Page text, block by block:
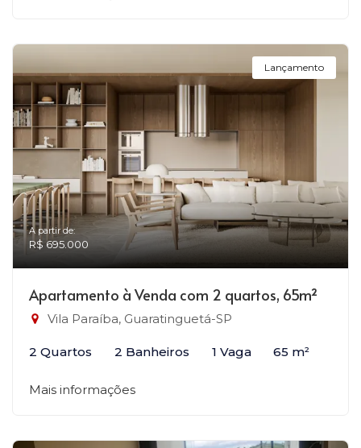
Lançamento
A partir de:
R$ 695.000
Apartamento à Venda com 2 quartos, 65m²
Vila Paraíba, Guaratinguetá-SP
2 Quartos 2 Banheiros 1 Vaga 65 m²
Mais informações